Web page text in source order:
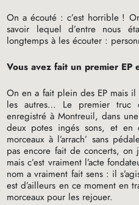
On a écouté : c’est horrible !
savoir lequel d’entre nous
longtemps à les écouter :
Vous avez fait un premier EP
On en a fait plein des EPmais il
les autres… Le premier truc
enregistré à Montreuil, dans
deux potes ingés sons, et
morceaux à l’arrach’ sans
pas encore fait de concerts, on
mais c’est vraiment l’acte
nom a vraiment fait sens : il
est d’ailleurs en ce moment en
morceaux pour les rejouer.